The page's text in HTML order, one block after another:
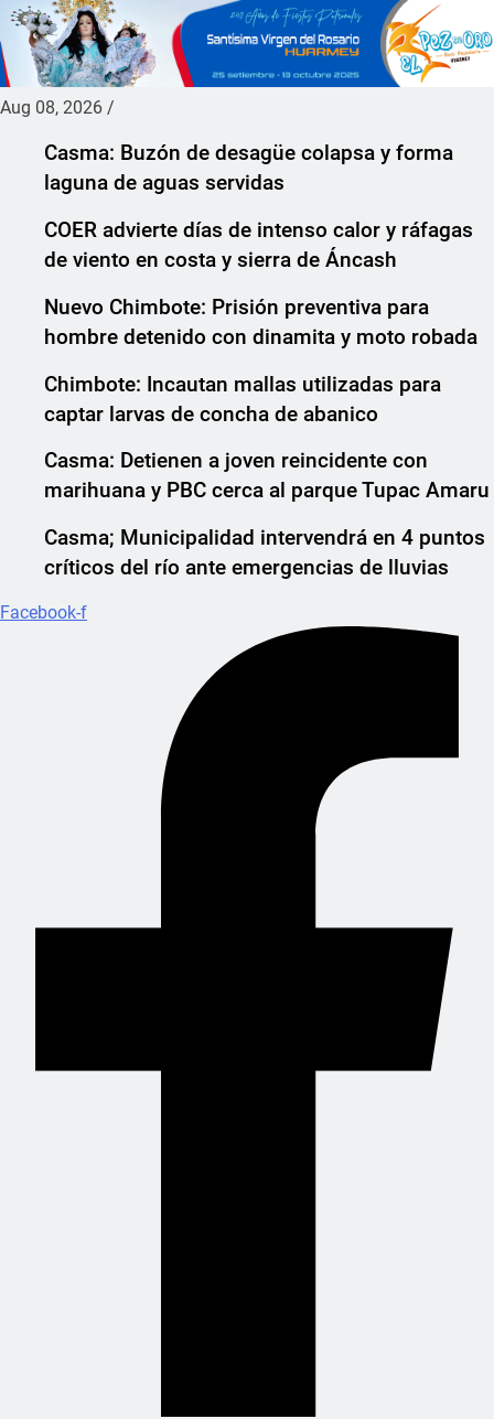
Aug 08, 2026 /
Casma: Buzón de desagüe colapsa y forma
laguna de aguas servidas
COER advierte días de intenso calor y ráfagas
de viento en costa y sierra de Áncash
Nuevo Chimbote: Prisión preventiva para
hombre detenido con dinamita y moto robada
Chimbote: Incautan mallas utilizadas para
captar larvas de concha de abanico
Casma: Detienen a joven reincidente con
marihuana y PBC cerca al parque Tupac Amaru
Casma; Municipalidad intervendrá en 4 puntos
críticos del río ante emergencias de lluvias
Facebook-f